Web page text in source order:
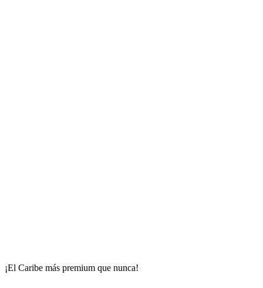
¡El Caribe más premium que nunca!